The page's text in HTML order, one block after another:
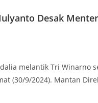
Desak
melantik Tri Winarno
(30/9/2024). Mantan